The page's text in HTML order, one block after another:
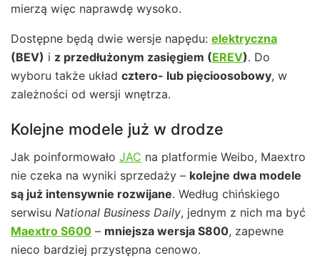
mierzą więc naprawdę wysoko.
Dostępne będą dwie wersje napędu: elektryczna
(BEV) i z przedłużonym zasięgiem (EREV). Do
wyboru także układ cztero- lub pięcioosobowy, w
zależności od wersji wnętrza.
Kolejne modele już w drodze
Jak poinformowało JAC na platformie Weibo, Maextro
nie czeka na wyniki sprzedaży – kolejne dwa modele
są już intensywnie rozwijane. Według chińskiego
serwisu National Business Daily, jednym z nich ma być
Maextro S600 – mniejsza wersja S800, zapewne
nieco bardziej przystępna cenowo.